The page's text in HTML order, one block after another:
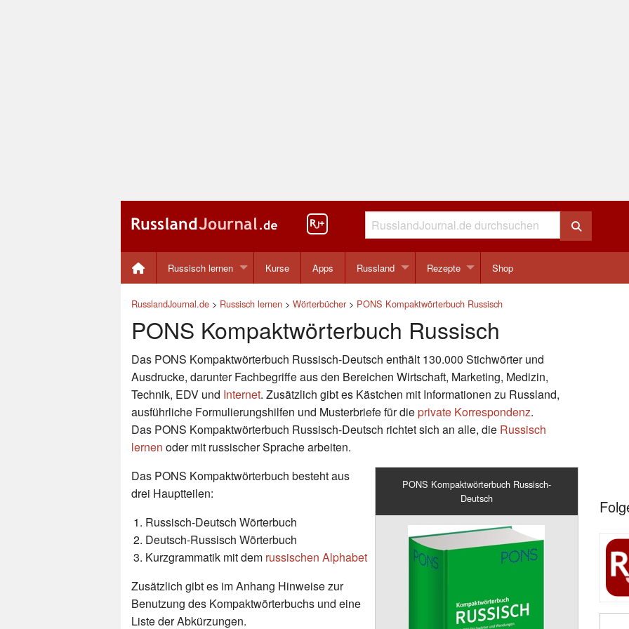
Russisch lernen Kurse Apps Russland Rezepte Shop
RusslandJournal.de > Russisch lernen > Wörterbücher > PONS Kompaktwörterbuch Russisch
PONS Kompaktwörterbuch Russisch
Das PONS Kompaktwörterbuch Russisch-Deutsch enthält 130.000 Stichwörter und
Ausdrucke, darunter Fachbegriffe aus den Bereichen Wirtschaft, Marketing, Medizin,
Technik, EDV und Internet. Zusätzlich gibt es Kästchen mit Informationen zu Russland,
ausführliche Formulierungshilfen und Musterbriefe für dieprivate Korrespondenz.
Das PONS Kompaktwörterbuch Russisch-Deutsch richtet sich an alle, die Russisch
lernen oder mit russischer Sprache arbeiten.
PONS Kompaktwörterbuch Russisch-
Deutsch
Das PONS Kompaktwörterbuch besteht aus
drei Hauptteilen:
Russisch-Deutsch Wörterbuch
Deutsch-Russisch Wörterbuch
Kurzgrammatik mit dem russischen Alphabet
Zusätzlich gibt es im Anhang Hinweise zur
Benutzung des Kompaktwörterbuchs und eine
Liste der Abkürzungen.